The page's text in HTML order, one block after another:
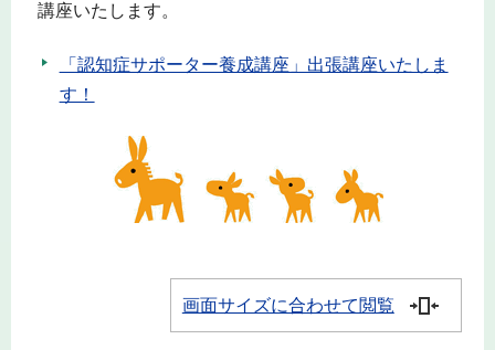
講座いたします。
「認知症サポーター養成講座」出張講座いたしま
す！
画面サイズに合わせて閲覧